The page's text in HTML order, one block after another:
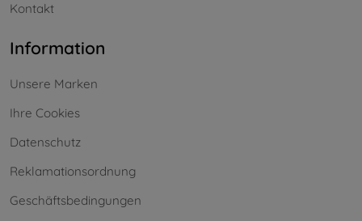
Kontakt
Information
Unsere Marken
Ihre Cookies
Datenschutz
Reklamationsordnung
Geschäftsbedingungen